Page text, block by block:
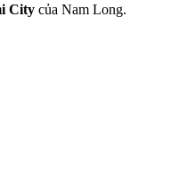
City của Nam Long.